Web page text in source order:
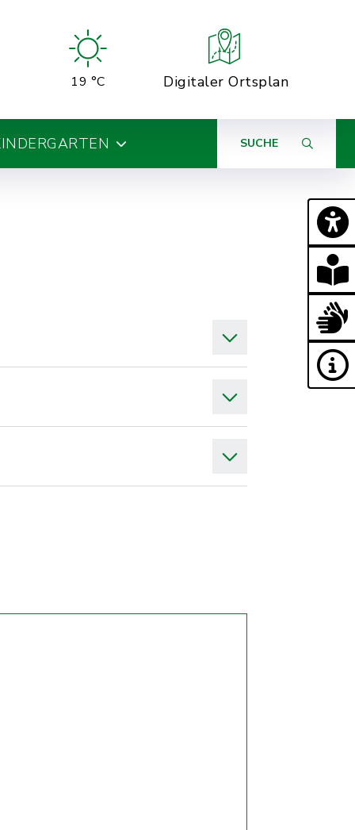
19 °C Digitaler Ortsplan
SUCHE